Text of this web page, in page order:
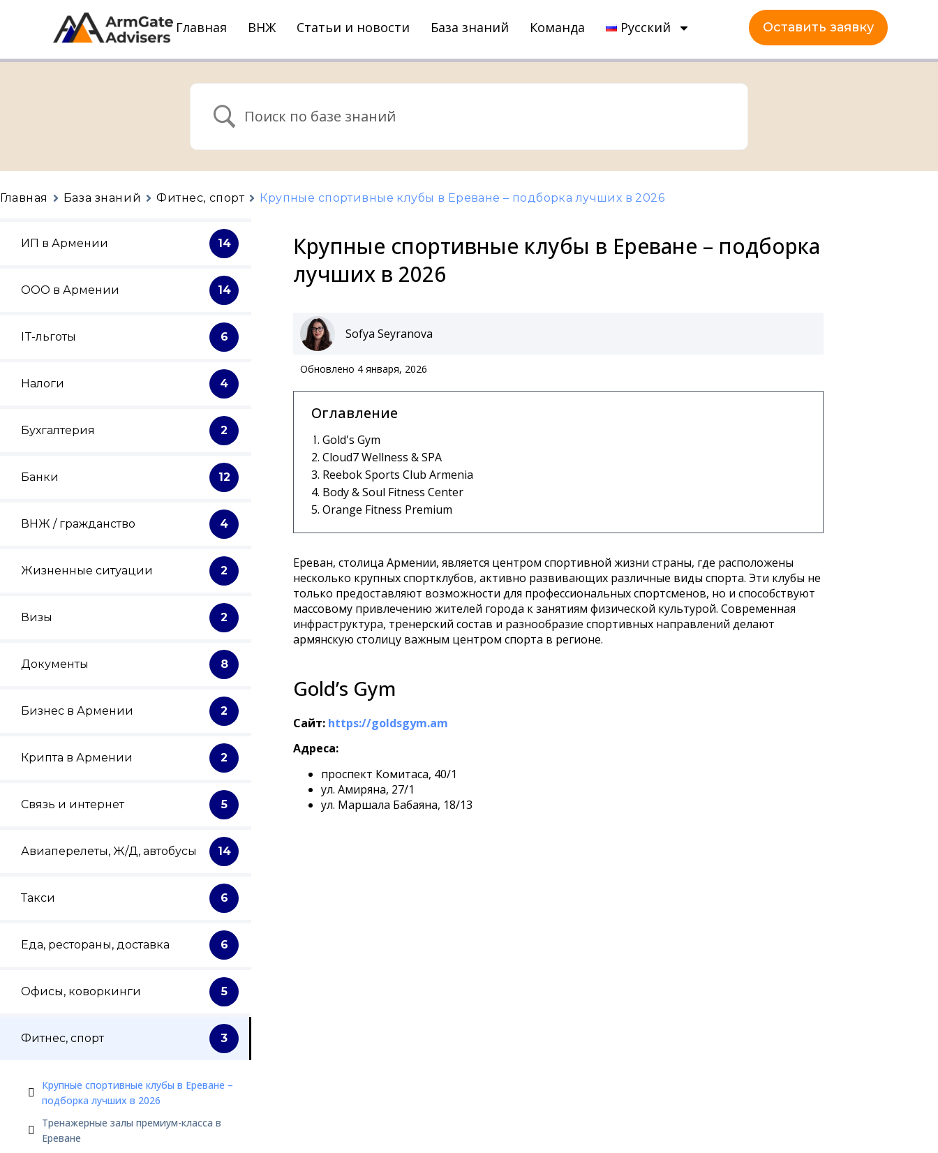
Главная ВНЖ Статьи и новости База знаний Команда Русский Оставить заявку
Главная База знаний Фитнес, спорт Крупные спортивные клубы в Ереване – подборка лучших в 2026
ИП в Армении 14
ООО в Армении 14
IT-льготы 6
Налоги 4
Бухгалтерия 2
Банки 12
ВНЖ / гражданство 4
Жизненные ситуации 2
Визы 2
Документы 8
Бизнес в Армении 2
Крипта в Армении 2
Связь и интернет 5
Авиаперелеты, Ж/Д, автобусы 14
Такси 6
Еда, рестораны, доставка 6
Офисы, коворкинги 5
Фитнес, спорт 3
Крупные спортивные клубы в Ереване –
подборка лучших в 2026
Тренажерные залы премиум-класса в
Ереване
Крупные спортивные клубы в Ереване – подборка
лучших в 2026
Sofya Seyranova
Обновлено 4 января, 2026
Оглавление
Gold's Gym
Cloud7 Wellness & SPA
Reebok Sports Club Armenia
Body & Soul Fitness Center
Orange Fitness Premium
Ереван, столица Армении, является центром спортивной жизни страны, где расположены
несколько крупных спортклубов, активно развивающих различные виды спорта. Эти клубы не
только предоставляют возможности для профессиональных спортсменов, но и способствуют
массовому привлечению жителей города к занятиям физической культурой. Современная
инфраструктура, тренерский состав и разнообразие спортивных направлений делают
армянскую столицу важным центром спорта в регионе.
Gold’s Gym
Сайт: https://goldsgym.am
Адреса:
проспект Комитаса, 40/1
ул. Амиряна, 27/1
ул. Маршала Бабаяна, 18/13